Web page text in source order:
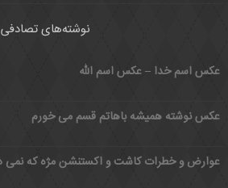
نوشته‌های تصادفی
عکس اسم خدا – عکس اسم الله
عکس نوشته همیشه باهاتم قسم می خورم